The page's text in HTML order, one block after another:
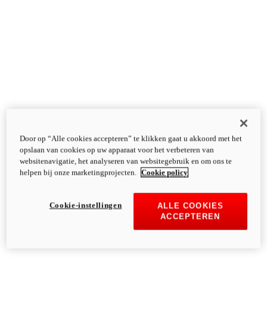
Door op “Alle cookies accepteren” te klikken gaat u akkoord met het
opslaan van cookies op uw apparaat voor het verbeteren van
websitenavigatie, het analyseren van websitegebruik en om ons te
helpen bij onze marketingprojecten.
Cookie policy
ALLE COOKIES
ACCEPTEREN
Cookie-instellingen